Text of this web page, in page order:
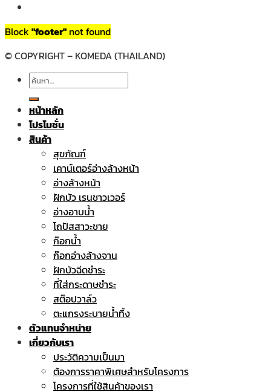
Block "footer" not found
© COPYRIGHT – KOMEDA (THAILAND)
ค้นหา:
หน้าหลัก
โปรโมชั่น
สินค้า
สุขภัณฑ์
เคาน์เตอร์อ่างล้างหน้า
อ่างล้างหน้า
ฝักบัว เรนชาวเวอร์
อ่างอาบน้ำ
โถปัสสาวะชาย
ก๊อกน้ำ
ก๊อกอ่างล้างจาน
ฝักบัวฉีดชำระ
ที่ใส่กระดาษชำระ
สต๊อปวาล์ว
ตะแกรงระบายน้ำทิ้ง
ตัวแทนจำหน่าย
เกี่ยวกับเรา
ประวัติความเป็นมา
ต้องการราคาพิเศษสำหรับโครงการ
โครงการที่ใช้สินค้าของเรา